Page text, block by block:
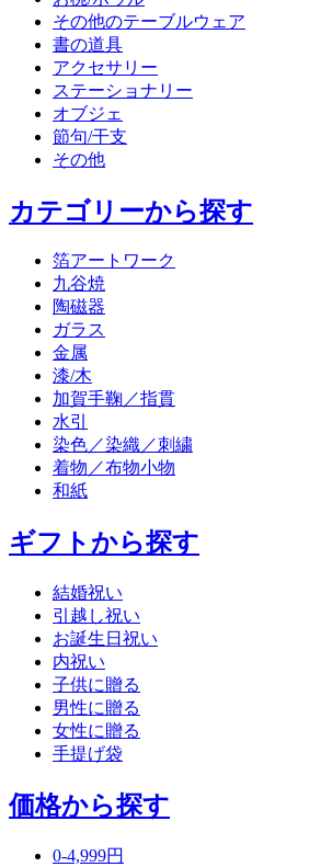
その他のテーブルウェア
書の道具
アクセサリー
ステーショナリー
オブジェ
節句/干支
その他
カテゴリーから探す
箔アートワーク
九谷焼
陶磁器
ガラス
金属
漆/木
加賀手鞠／指貫
水引
染色／染織／刺繍
着物／布物小物
和紙
ギフトから探す
結婚祝い
引越し祝い
お誕生日祝い
内祝い
子供に贈る
男性に贈る
女性に贈る
手提げ袋
価格から探す
0-4,999円